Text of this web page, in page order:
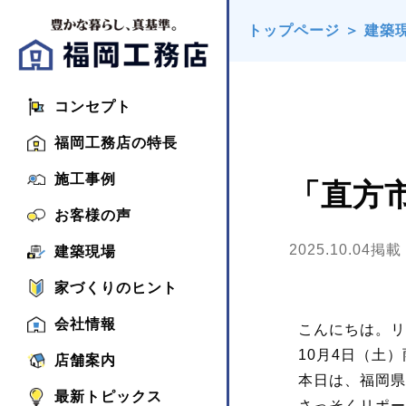
コンセプト
福岡工務店の特長
施工事例
お客様の声
建築現場
家づくりのヒント
会社情報
店舗案内
最新トピックス
トップページ ＞ 建築
「直
2025.10.04掲載
こんにちは。
10月4日（土）
本日は、福岡